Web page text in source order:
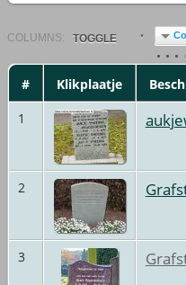
COLUMN S: TOGGLE
# Klikplaatje
1
2
3